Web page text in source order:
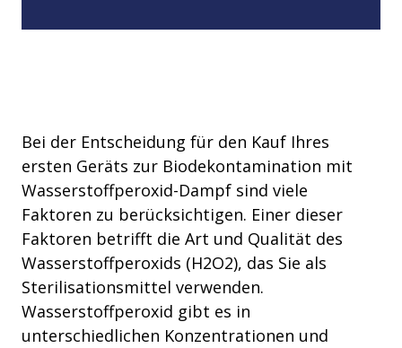
Bei der Entscheidung für den Kauf Ihres
ersten Geräts zur Biodekontamination mit
Wasserstoffperoxid-Dampf sind viele
Faktoren zu berücksichtigen. Einer dieser
Faktoren betrifft die Art und Qualität des
Wasserstoffperoxids (H2O2), das Sie als
Sterilisationsmittel verwenden.
Wasserstoffperoxid gibt es in
unterschiedlichen Konzentrationen und